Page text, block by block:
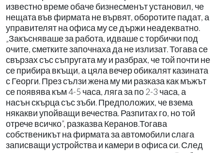
известно време обаче бизнесменът установил, че
нещата във фирмата не вървят, оборотите падат, а
управителят на офиса му се държи неадекватно.
„Закъсняваше за работа, идваше с торбички под
очите, сметките започнаха да не излизат. Тогава се
свързах със съпругата му и разбрах, че той почти не
се прибира вкъщи, а цяла вечер обикалят казината
с Георги. През сълзи жена му ми разказа как мъжът
се появява към 4-5 часа, ляга за по 2-3 часа, а
насън скърца със зъби. Предположих, че взема
някакви упойващи вечества. Разпитах го, но той
отрече всичко”, разказва Керанов.Тогава
собственикът на фирмата за автомобили слага
записващи устройства и камери в офиса си. След